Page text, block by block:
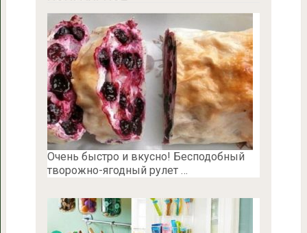
Очень быстро и вкусно! Бесподобный
творожно-ягодный рулет …